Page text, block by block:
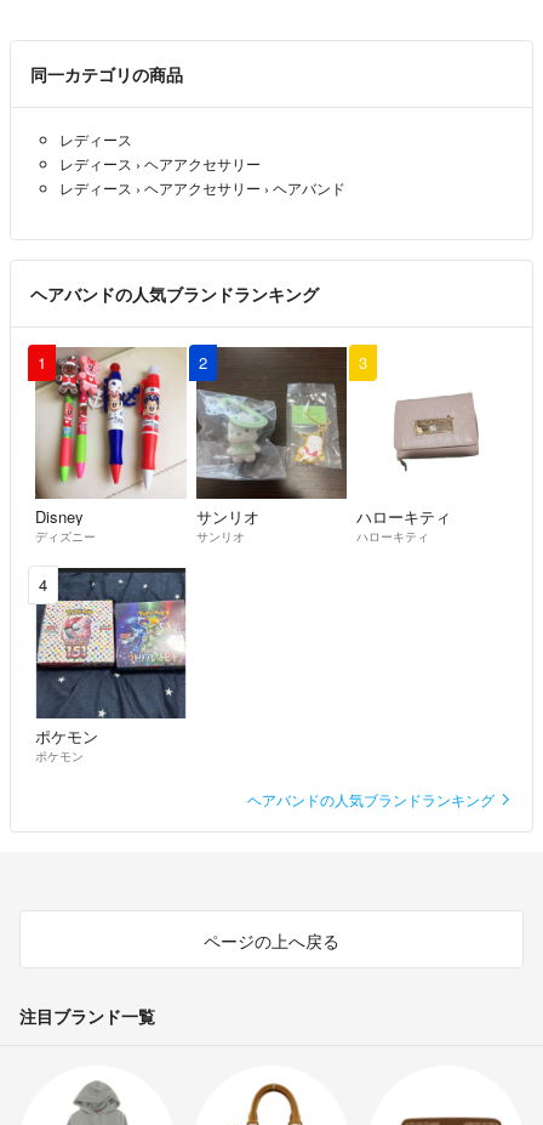
同一カテゴリの商品
レディース
レディース › ヘアアクセサリー
レディース › ヘアアクセサリー › ヘアバンド
ヘアバンドの人気ブランドランキング
1
Disney
ディズニー
2
サンリオ
サンリオ
3
ハローキティ
ハローキティ
4
ポケモン
ポケモン
ヘアバンドの人気ブランドランキング
ページの上へ戻る
注目ブランド一覧